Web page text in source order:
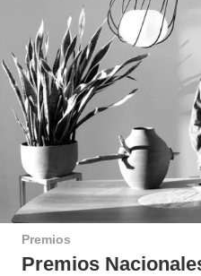
Premios
Premios